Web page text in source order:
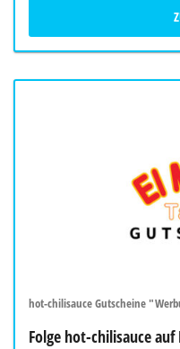
hot-chilisauce Gutscheine
Folge hot-chilisauce